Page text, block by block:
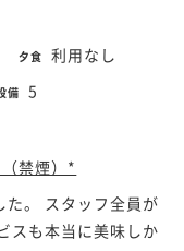
夕食 利用なし
備 5
禁煙）*
た。 スタッフ全員が
スも本当に美味しか